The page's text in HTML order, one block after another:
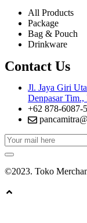
All Products
Package
Bag & Pouch
Drinkware
Contact Us
Jl. Jaya Giri
Denpasar
+62 878-6087-
©2023. Toko